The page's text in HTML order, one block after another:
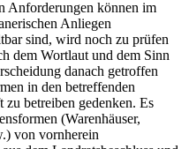
Anforderungen können im
Anliegen
sind, wird noch zu prüfen
dem Wortlaut und dem Sinn
danach getroffen
in den betreffenden
betreiben gedenken. Es
(Warenhäuser,
von vornherein